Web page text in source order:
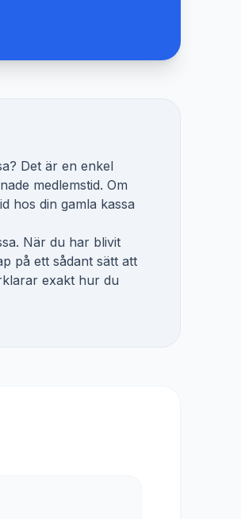
? Det är en enkel
medlemstid. Om
hos din gamla kassa
. När du har blivit
på ett sådant sätt att
exakt hur du